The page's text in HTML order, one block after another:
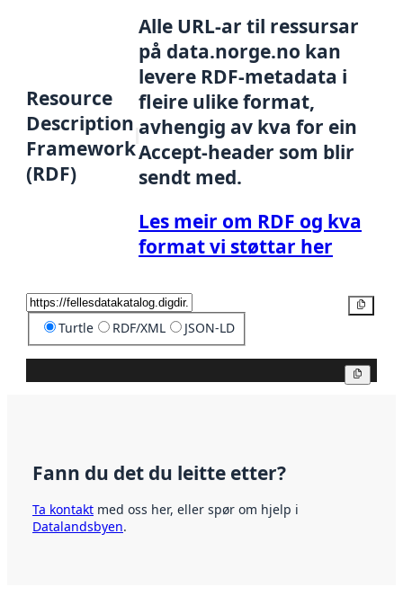
Resource
Description
Framework
(RDF)
Alle URL-ar til ressursar
på data.norge.no kan
levere RDF-metadata i
fleire ulike format,
avhengig av kva for ein
Accept-header som blir
sendt med.
Les meir om RDF og kva
format vi støttar her
Turtle RDF/XML JSON-LD
Fann du det du leitte etter?
Ta kontakt med oss her, eller spør om hjelp i
Datalandsbyen.